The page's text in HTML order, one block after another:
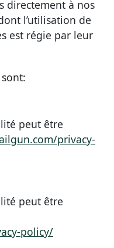
directement à nos
l’utilisation de
est régie par leur
sont:
peut être
privacy-
peut être
policy/